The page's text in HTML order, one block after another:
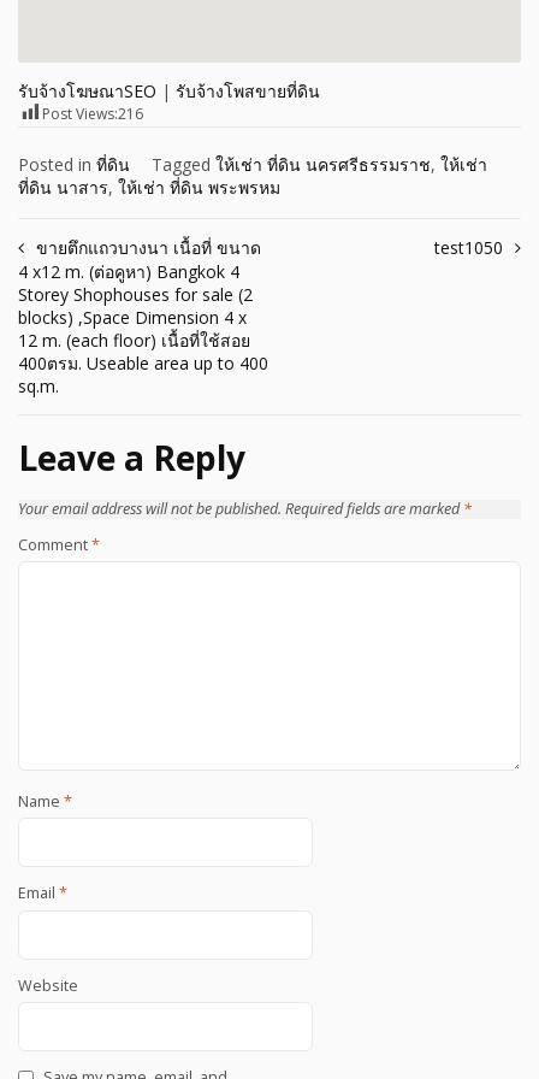
รับจ้างโฆษณาSEO | รับจ้างโพสขายที่ดิน
Post Views:216
Posted in ที่ดิน Tagged ให้เช่า ที่ดิน นครศรีธรรมราช, ให้เช่า
ที่ดิน นาสาร, ให้เช่า ที่ดิน พระพรหม
Post
navigation
ขายตึกแถวบางนา เนื้อที่ ขนาด
4 x12 m. (ต่อคูหา) Bangkok 4
Storey Shophouses for sale (2
blocks) ,Space Dimension 4 x
12 m. (each floor) เนื้อที่ใช้สอย
400ตรม. Useable area up to 400
sq.m.
test1050
Leave a Reply
Your email address will not be published. Required fields are marked*
Comment*
Name *
Email *
Website